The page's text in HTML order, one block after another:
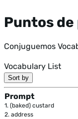
Puntos
Conjuguemos
Vocabulary List
Sort by
Prompt
1. (baked) custard
2. address